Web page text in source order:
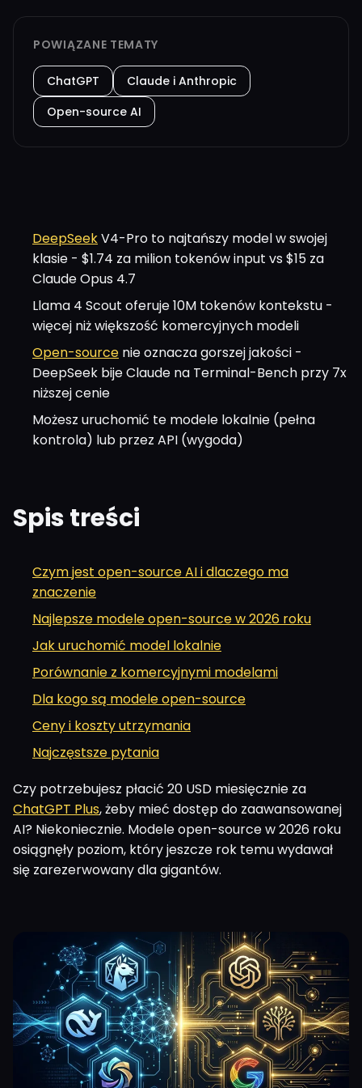
POWIĄZANE TEMATY
ChatGPT
Claude i Anthropic
Open-source AI
DeepSeekV4-Pro to najtańszy model w swojej
klasie - $1.74 za milion tokenów input vs $15 za
Claude Opus 4.7
Llama 4 Scout oferuje 10M tokenów kontekstu -
więcej niż większość komercyjnych modeli
Open-source nie oznacza gorszej jakości -
DeepSeek bije Claude na Terminal-Bench przy 7x
niższej cenie
Możesz uruchomić te modele lokalnie (pełna
kontrola) lub przez API (wygoda)
Spis treści
Czym jest open-source AI i dlaczego ma
znaczenie
Najlepsze modele open-source w 2026 roku
Jak uruchomić model lokalnie
Porównanie z komercyjnymi modelami
Dla kogo są modele open-source
Ceny i koszty utrzymania
Najczęstsze pytania
Czy potrzebujesz płacić 20 USD miesięcznie za
ChatGPT Plus, żeby mieć dostęp do zaawansowanej
AI? Niekoniecznie. Modele open-source w 2026 roku
osiągnęły poziom, który jeszcze rok temu wydawał
się zarezerwowany dla gigantów.